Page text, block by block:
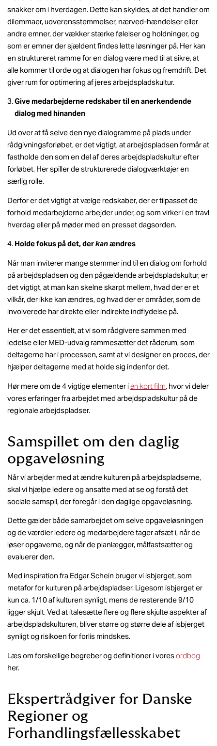
snakker om i hverdagen. Dette kan skyldes, at det handler om
dilemmaer, uoverensstemmelser, nærved-hændelser eller
andre emner, der vækker stærke følelser og holdninger, og
som er emner der sjældent findes lette løsninger på. Her kan
en struktureret ramme for en dialog være med til at sikre, at
alle kommer til orde og at dialogen har fokus og fremdrift. Det
giver rum for optimering af jeres arbejdspladskultur.
Give medarbejderne redskaber til en anerkendende
dialog med hinanden
Ud over at få selve den nye dialogramme på plads under
rådgivningsforløbet, er det vigtigt, at arbejdspladsen formår at
fastholde den som en del af deres arbejdspladskultur efter
forløbet. Her spiller de strukturerede dialogværktøjer en
særlig rolle.
Derfor er det vigtigt at vælge redskaber, der er tilpasset de
forhold medarbejderne arbejder under, og som virker i en travl
hverdag eller på møder med en presset dagsorden.
Holde fokus på det, derkanændres
Når man inviterer mange stemmer ind til en dialog om forhold
på arbejdspladsen og den pågældende arbejdspladskultur, er
det vigtigt, at man kan skelne skarpt mellem, hvad der er et
vilkår, der ikke kan ændres, og hvad der er områder, som de
involverede har direkte eller indirekte indflydelse på.
Her er det essentielt, at vi som rådgivere sammen med
ledelse eller MED-udvalg rammesætter det råderum, som
deltagerne har i processen, samt at vi designer en proces, der
hjælper deltagerne med at holde sig indenfor det.
Hør mere om de 4 vigtige elementer ien kort film, hvor vi deler
vores erfaringer fra arbejdet med arbejdspladskultur på de
regionale arbejdspladser.
Samspillet om den daglig
opgaveløsning
Når vi arbejder med at ændre kulturen på arbejdspladserne,
skal vi hjælpe ledere og ansatte med at se og forstå det
sociale samspil, der foregår i den daglige opgaveløsning.
Dette gælder både samarbejdet om selve opgaveløsningen
og de værdier ledere og medarbejdere tager afsæt i, når de
løser opgaverne, og når de planlægger, målfastsætter og
evaluerer den.
Med inspiration fra Edgar Schein bruger vi isbjerget, som
metafor for kulturen på arbejdspladser. Ligesom isbjerget er
kun ca. 1/10 af kulturen synligt, mens de resterende 9/10
ligger skjult. Ved at italesætte flere og flere skjulte aspekter af
arbejdspladskulturen, bliver større og større dele af isbjerget
synligt og risikoen for forlis mindskes.
Læs om forskellige begreber og definitioner i voresordbog
her.
Ekspertrådgiver for Danske
Regioner og
Forhandlingsfællesskabet